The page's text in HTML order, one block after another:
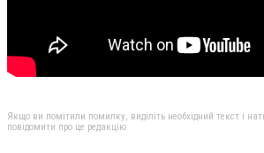
Якщо ви помітили помилку, виділіть необхідний текст і
повідомити про це редакцію